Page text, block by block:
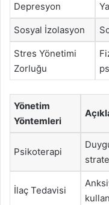
Depresyon
Sosyal İzolasyon
Stres Yönetimi
Zorluğu
Yönetim
Yöntemleri
Psikoterapi
İlaç Tedavisi